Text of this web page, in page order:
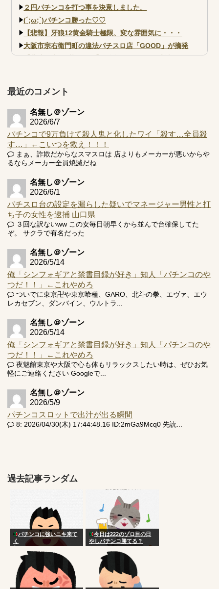
２円パチンコを打つ事を決意しました。
(´;ω;`)パチンコ勝った♡♡
【悲報】牙狼12黄金騎士極限、変な雰囲気に・・・
大阪市宗右衛門町の違法パチスロ店「GOOD」が摘発
プ報告あり！弱予告...
井の軽い絆？
Powered by livedoor 相互RSS
最近のコメント
名無し＠ゾーン
2026/6/7
パチンコで9万負けて殺人鬼と化したワイ「殺す…全員殺
す…」←こいつを救え！！！
まぁ、詐欺だからなスマスロは 店よりもメーカーが悪いからや
るならメーカー全員焼滅だね
名無し＠ゾーン
2026/6/1
パチスロ台の設定を漏らした疑いでマネージャー男性と打
ち子の女性を逮捕 山口県
３回な訳ないww この女毎日朝早くから並んで台確保してた
ぞ。 サクラで有名だった
名無し＠ゾーン
2026/5/14
俺「シンフォギアと禁書目録が好き」知人「パチンコのや
つだ！！」←これやめろ
ついでに東京卍や東京喰種、GARO、北斗の拳、エヴァ、エウ
レカセブン、ダンバイン、ウルトラ...
名無し＠ゾーン
2026/5/14
俺「シンフォギアと禁書目録が好き」知人「パチンコのや
つだ！！」←これやめろ
夜魅館東京や大阪で心も体もリラックスしたい時は、ぜひお気
軽にご連絡ください Googleで...
名無し＠ゾーン
2026/5/9
パチンコスロットで出汁が出る瞬間
8: 2026/04/30(木) 17:44:48.16 ID:2mGa9Mcq0 先読...
過去記事ランダム
パチンコに強いニキ来て
く
れ！！！！！！！！！！！
！！！！！！！！！！
今日は222のゾロ目の日
やしパチンコ勝てる？